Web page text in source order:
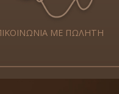
ΜΕ ΠΩΛΗΤΗ